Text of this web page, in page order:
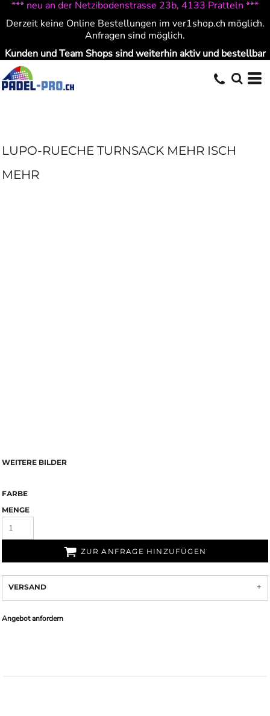
*** neu an der Netzibodenstrasse 23b, 4133 Pratteln ***
Derzeit keine Online Bestellungen im ver1shop.ch möglich.
Anfragen sind möglich.
Kunden und Team Shops sind weiterhin aktiv und bestellbar
LUPO-RUECHE TURNSACK MEHR ISCH
MEHR
WEITERE BILDER
FARBE
MENGE
ZUR ANFRAGE HINZUFÜGEN
VERSAND
Angebot anfordern